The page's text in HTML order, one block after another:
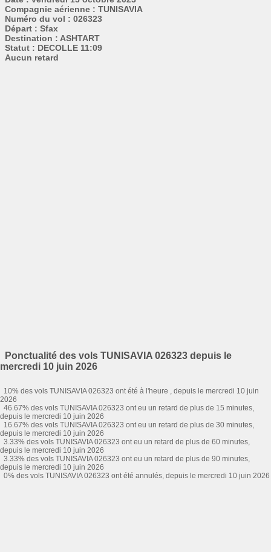
Compagnie aérienne : TUNISAVIA
Numéro du vol : 026323
Départ : Sfax
Destination : ASHTART
Statut : DECOLLE 11:09
Aucun retard
Ponctualité des vols TUNISAVIA 026323 depuis le
mercredi 10 juin 2026
10% des vols TUNISAVIA 026323 ont été à l'heure , depuis le mercredi 10 juin
2026
46.67% des vols TUNISAVIA 026323 ont eu un retard de plus de 15 minutes,
depuis le mercredi 10 juin 2026
16.67% des vols TUNISAVIA 026323 ont eu un retard de plus de 30 minutes,
depuis le mercredi 10 juin 2026
3.33% des vols TUNISAVIA 026323 ont eu un retard de plus de 60 minutes,
depuis le mercredi 10 juin 2026
3.33% des vols TUNISAVIA 026323 ont eu un retard de plus de 90 minutes,
depuis le mercredi 10 juin 2026
0% des vols TUNISAVIA 026323 ont été annulés, depuis le mercredi 10 juin 2026